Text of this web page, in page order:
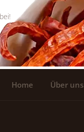
Home Über uns